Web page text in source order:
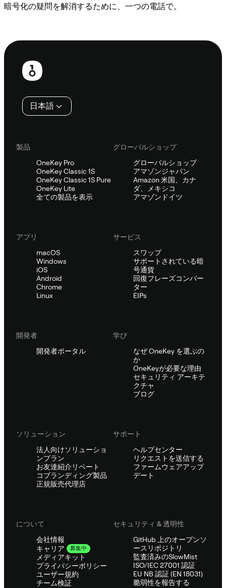
暗号化の疑問を解消するために、一つの電話で。
フ
日本語
製品
OneKey Pro
OneKey Classic 1S
OneKey Classic 1S Pure
OneKey Lite
全ての製品を表示
グローバルショップ
グローバルショップ
アマゾンジャパン
Amazon 米国、カナ
ダ、メキシコ
アマゾンドイツ
アプリ
macOS
Windows
iOS
Android
Chrome
Linux
サービス
スワップ
サポートされている暗
号通貨
回復フレーズコンバー
ター
EIPs
開発者
開発者ポータル
学び
なぜ OneKey を選ぶの
か
OneKeyが必要な理由
セキュリティ アーキテ
クチャ
ブログ
ソリューション
法人向けソリューショ
ンプラン
お友達紹介リベート
コブランディング製品
正規販売代理店
サポート
ヘルプセンター
リクエストを送信する
ファームウェアアップ
デート
について
会社情報
キャリア
募集中
メディアキット
プライバシーポリシー
ユーザー規約
チーム検証
セキュリティ & 透明性
GitHub 上のオープンソ
ースリポジトリ
監査済みのSlowMist
ISO/IEC 27001 認証
EU NB 認証 (EN 18031)
脆弱性を報告する